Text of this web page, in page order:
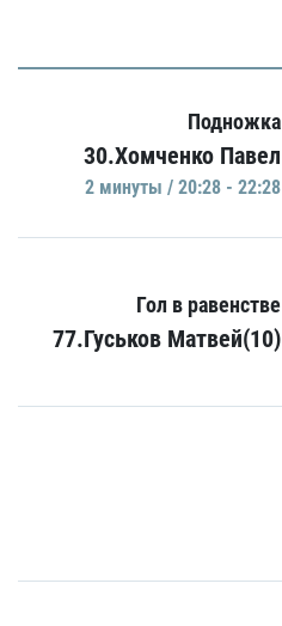
Подножка
30.Хомченко Павел
2 минуты / 20:28 - 22:28
Гол в равенстве
77.Гуськов Матвей(10)